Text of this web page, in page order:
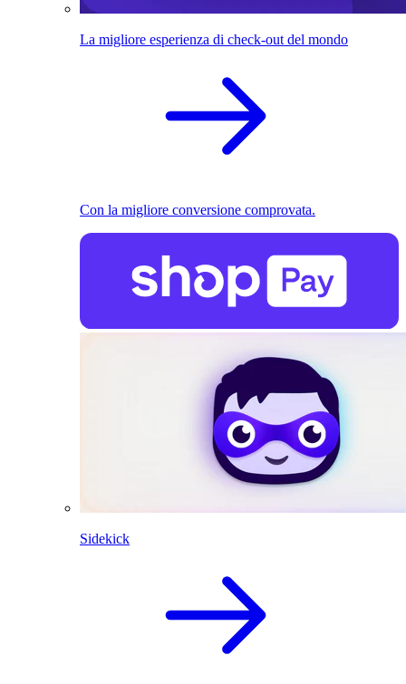
La migliore esperienza di check-out del mondo
Con la migliore conversione comprovata.
Sidekick